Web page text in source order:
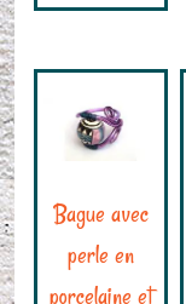
Bague avec
perle en
porcelaine et